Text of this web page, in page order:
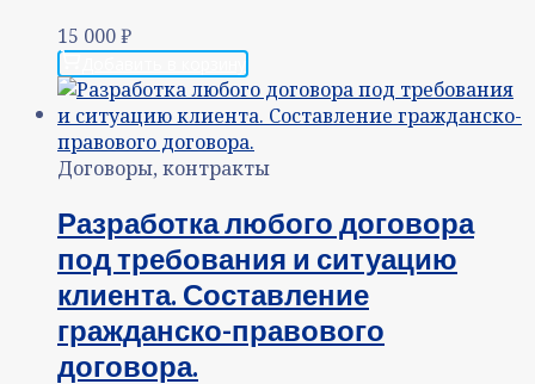
15 000₽
Договоры, контракты
Разработка любого договора
под требования и ситуацию
клиента. Составление
гражданско-правового
договора.